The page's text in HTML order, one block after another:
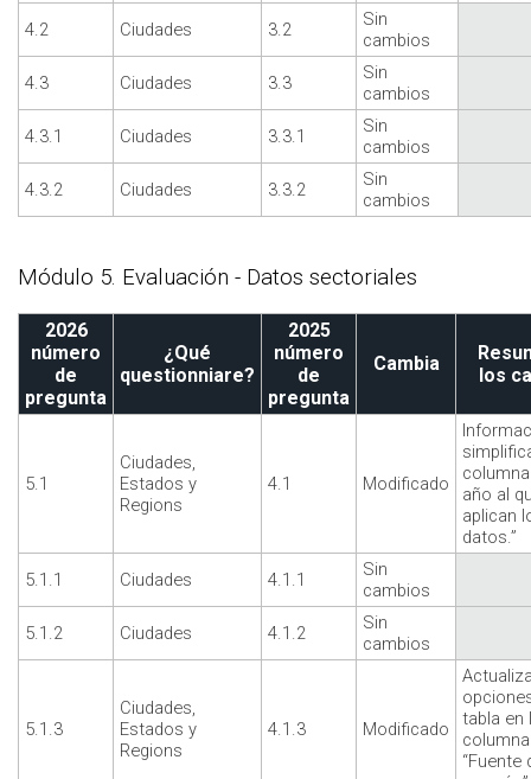
4.2
Ciudades 3.2
Sin
cambios
4.3
Ciudades 3.3
Sin
cambios
4.3.1
Ciudades 3.3.1
Sin
cambios
4.3.2
Ciudades 3.3.2
Sin
cambios
Módulo 5. Evaluación - Datos sectoriales
2026
número
de
pregunta
¿Qué
questionniare?
2025
número
de
pregunta
Cambia
los
5.1
Ciudades,
Estados y
Regions
4.1 Modificado
año al
aplican
datos.”
5.1.1
Ciudades 4.1.1
Sin
cambios
5.1.2
Ciudades 4.1.2
Sin
cambios
5.1.3
Ciudades,
Estados y
Regions
4.1.3 Modificado
tabla en
“Fuente